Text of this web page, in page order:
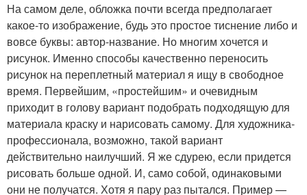
На самом деле, обложка почти всегда предполагает
какое-то изображение, будь это простое тиснение либо и
вовсе буквы: автор-название. Но многим хочется и
рисунок. Именно способы качественно переносить
рисунок на переплетный материал я ищу в свободное
время. Первейшим, «простейшим» и очевидным
приходит в голову вариант подобрать подходящую для
материала краску и нарисовать самому. Для художника-
профессионала, возможно, такой вариант
действительно наилучший. Я же сдурею, если придется
рисовать больше одной. И, само собой, одинаковыми
они не получатся. Хотя я пару раз пытался. Пример —